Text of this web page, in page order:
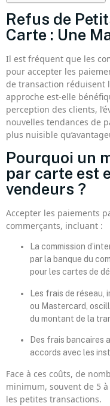
Refus de
Carte : Une
Il est fréquent que les
pour accepter les
de transaction réduisent
approche est-elle
perception des clients,
nouvelles tendances de
plus nuisible
Pourquoi un
par carte est
vendeurs ?
Accepter les paiements
commerçants, incluant :
La commission
par la banque du
pour les cartes de
Les frais de réseau,
ou Mastercard,
du montant de la
Des frais bancaires
accords avec les
Face à ces coûts, de
minimum, souvent de 5
les petites transactions.